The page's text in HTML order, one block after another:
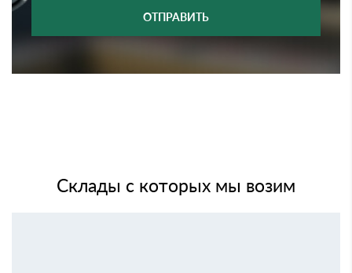
ОТПРАВИТЬ
Склады с которых мы возим